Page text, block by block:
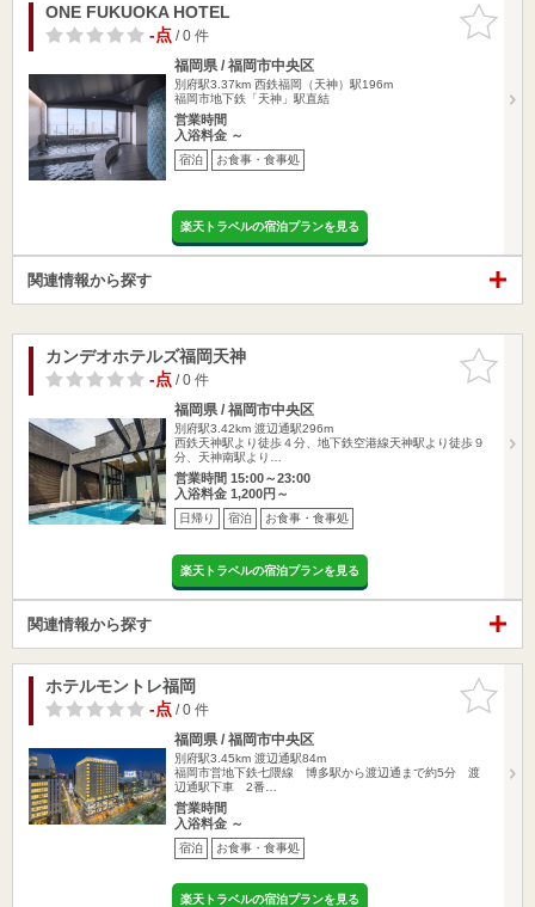
お気に入
りに追加
ONE FUKUOKA HOTEL
-点/ 0 件
福岡県 / 福岡市中央区
別府駅3.37km 西鉄福岡（天神）駅196m
福岡市地下鉄「天神」駅直結
営業時間
入浴料金 ～
宿泊 お食事・食事処
楽天トラベルの宿泊プランを見る
関連情報から探す
お気に入
りに追加
カンデオホテルズ福岡天神
-点/ 0 件
福岡県 / 福岡市中央区
別府駅3.42km 渡辺通駅296m
西鉄天神駅より徒歩４分、地下鉄空港線天神駅より徒歩９
分、天神南駅より…
営業時間 15:00～23:00
入浴料金 1,200円～
日帰り 宿泊 お食事・食事処
楽天トラベルの宿泊プランを見る
関連情報から探す
お気に入
りに追加
ホテルモントレ福岡
-点/ 0 件
福岡県 / 福岡市中央区
別府駅3.45km 渡辺通駅84m
福岡市営地下鉄七隈線 博多駅から渡辺通まで約5分 渡
辺通駅下車 2番…
営業時間
入浴料金 ～
宿泊 お食事・食事処
楽天トラベルの宿泊プランを見る